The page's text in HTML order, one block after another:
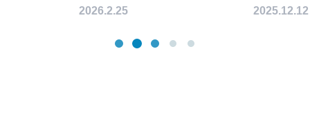
2025.12.12 2025.12.9